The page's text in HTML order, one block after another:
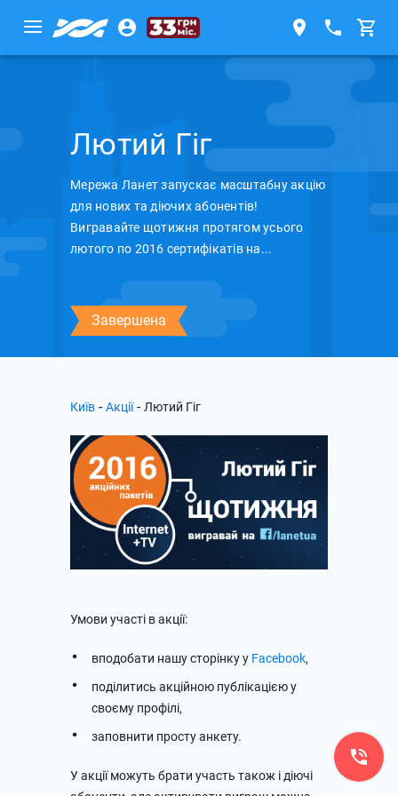
Лютий Гіг
Мережа Ланет запускає масштабну акцію
для нових та діючих абонентів!
Вигравайте щотижня протягом усього
лютого по 2016 сертифікатів на...
Завершена
Київ - Акції - Лютий Гіг
Умови участі в акції:
вподобати нашу сторінку у Facebook,
поділитись акційною публікацією у
своєму профілі,
заповнити просту анкету.
У акції можуть брати участь також і діючі